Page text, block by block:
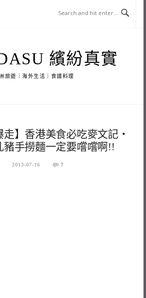
繽紛真實
旅遊｜海外生活｜食譜料理
走】香港美食必吃麥文記‧
豬手撈麵一定要嚐嚐啊!!
2013-07-16 7